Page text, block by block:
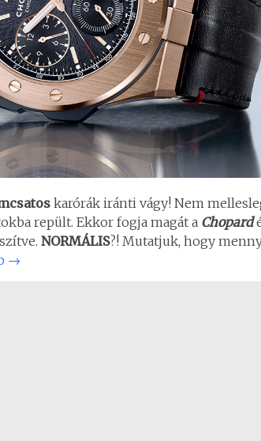
karórák iránti vágy! Nem
repült. Ekkor fogja magát a Chopard
NORMÁLIS?! Mutatjuk, hogy
→